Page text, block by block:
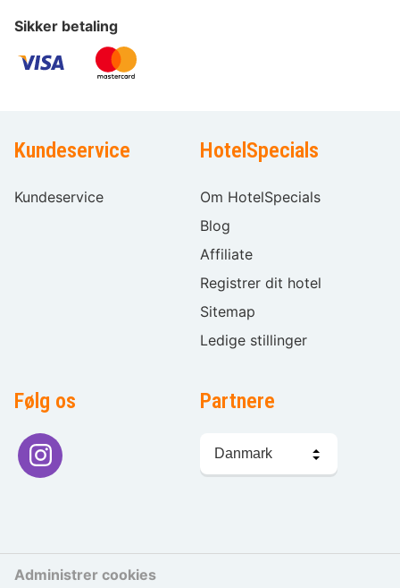
Sikker betaling
Kundeservice
Kundeservice
HotelSpecials
Om HotelSpecials
Blog
Affiliate
Registrer dit hotel
Sitemap
Ledige stillinger
Følg os Partnere
Administrer cookies